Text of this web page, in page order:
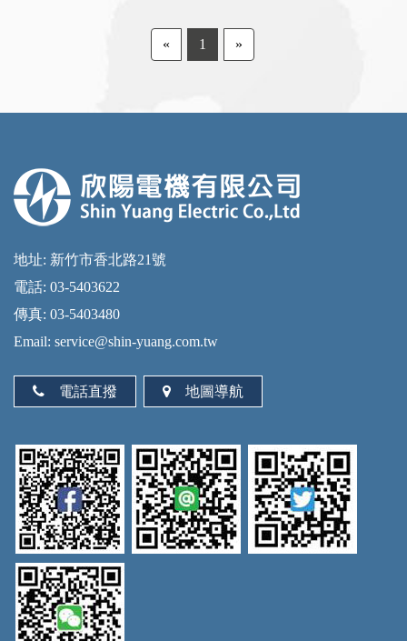
« 1 »
地址: 新竹市香北路21號
電話: 03-5403622
傳真: 03-5403480
Email: service@shin-yuang.com.tw
電話直撥 地圖導航